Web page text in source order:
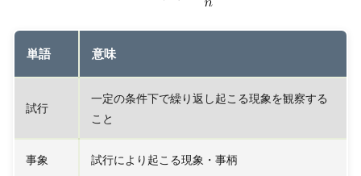
単語 意味
試行
一定の条件下で繰り返し起こる現象を観察する
こと
事象 試行により起こる現象・事柄